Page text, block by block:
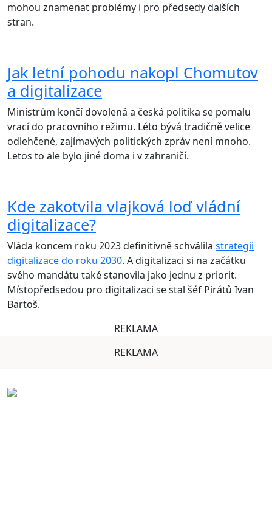
mohou znamenat problémy i pro předsedy dalších
stran.
Jak letní pohodu nakopl Chomutov
a digitalizace
Ministrům končí dovolená a česká politika se pomalu
vrací do pracovního režimu. Léto bývá tradičně velice
odlehčené, zajímavých politických zpráv není mnoho.
Letos to ale bylo jiné doma i v zahraničí.
Kde zakotvila vlajková loď vládní
digitalizace?
Vláda koncem roku 2023 definitivně schválila strategii
digitalizace do roku 2030. A digitalizaci si na začátku
svého mandátu také stanovila jako jednu z priorit.
Místopředsedou pro digitalizaci se stal šéf Pirátů Ivan
Bartoš.
REKLAMA
REKLAMA